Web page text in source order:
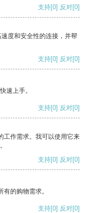
支持[0] 反对[0]
度和安全性的连接，并帮
支持[0] 反对[0]
速上手。
支持[0] 反对[0]
工作需求。我可以使用它来
支持[0] 反对[0]
的购物需求。
支持[0] 反对[0]